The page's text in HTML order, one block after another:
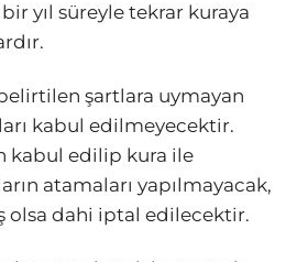
yıl süreyle tekrar kuraya
şartlara uymayan
kabul edilmeyecektir.
kabul edilip kura ile
atamaları yapılmayacak,
olsa dahi iptal edilecektir.